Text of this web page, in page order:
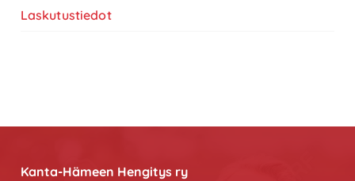
Laskutustiedot
Kanta-Hämeen Hengitys ry